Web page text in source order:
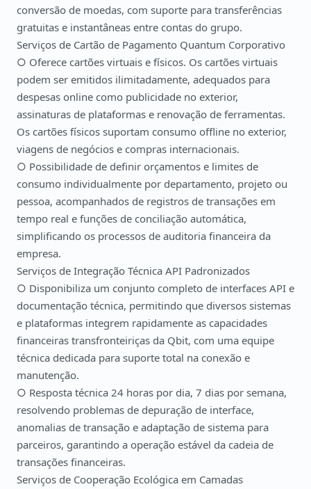
conversão de moedas, com suporte para transferências
gratuitas e instantâneas entre contas do grupo.
Serviços de Cartão de Pagamento Quantum Corporativo
○ Oferece cartões virtuais e físicos. Os cartões virtuais
podem ser emitidos ilimitadamente, adequados para
despesas online como publicidade no exterior,
assinaturas de plataformas e renovação de ferramentas.
Os cartões físicos suportam consumo offline no exterior,
viagens de negócios e compras internacionais.
○ Possibilidade de definir orçamentos e limites de
consumo individualmente por departamento, projeto ou
pessoa, acompanhados de registros de transações em
tempo real e funções de conciliação automática,
simplificando os processos de auditoria financeira da
empresa.
Serviços de Integração Técnica API Padronizados
○ Disponibiliza um conjunto completo de interfaces API e
documentação técnica, permitindo que diversos sistemas
e plataformas integrem rapidamente as capacidades
financeiras transfronteiriças da Qbit, com uma equipe
técnica dedicada para suporte total na conexão e
manutenção.
○ Resposta técnica 24 horas por dia, 7 dias por semana,
resolvendo problemas de depuração de interface,
anomalias de transação e adaptação de sistema para
parceiros, garantindo a operação estável da cadeia de
transações financeiras.
Serviços de Cooperação Ecológica em Camadas